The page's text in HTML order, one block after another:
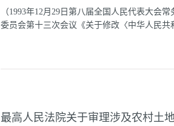
节 查封、扣押物证、书证第七节 鉴
检察院对直接受理的案件的侦查第三章
程序第四编 执 行第五编 特别程序第一章
（1993年12月29日第八届全国人民代表大会
委员会第十三次会议《关于修改〈中华人民
目 录第一章 总 则第二章 有限责任公
最高人民法院关于审理涉及农村土